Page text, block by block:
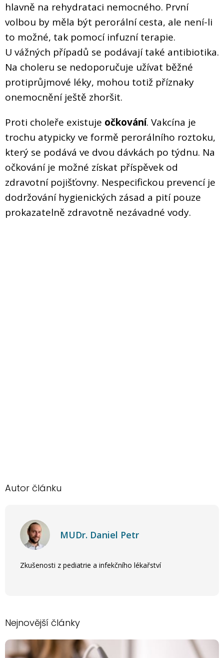
hlavně na rehydrataci nemocného. První
volbou by měla být perorální cesta, ale není-li
to možné, tak pomocí infuzní terapie.
U vážných případů se podávají také antibiotika.
Na choleru se nedoporučuje užívat běžné
protiprůjmové léky, mohou totiž příznaky
onemocnění ještě zhoršit.
Proti choleře existuje očkování. Vakcína je
trochu atypicky ve formě perorálního roztoku,
který se podává ve dvou dávkách po týdnu. Na
očkování je možné získat příspěvek od
zdravotní pojišťovny. Nespecifickou prevencí je
dodržování hygienických zásad a pití pouze
prokazatelně zdravotně nezávadné vody.
Autor článku
MUDr. Daniel Petr
Zkušenosti z pediatrie a infekčního lékařství
Nejnovější články